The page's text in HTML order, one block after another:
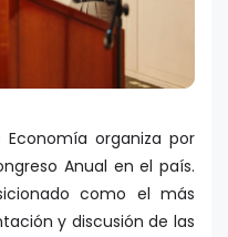
Economía organiza por
Anual en el país.
como el más
y discusión de las